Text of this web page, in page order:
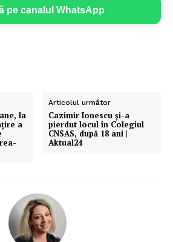
pe canalul WhatsApp
la
a
Articolul următor
Cazimir Ionescu și-a
pierdut locul în Colegiul
CNSAS, după 18 ani |
Aktual24